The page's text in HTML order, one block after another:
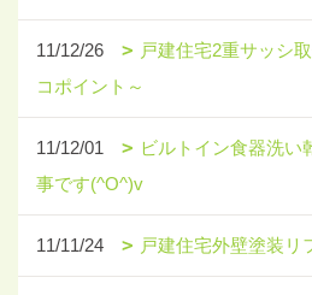
11/12/26
戸建住宅2重サッシ
コポイント～
11/12/01
ビルトイン食器洗い
事です(^O^)v
11/11/24 戸建住宅外壁塗装リ